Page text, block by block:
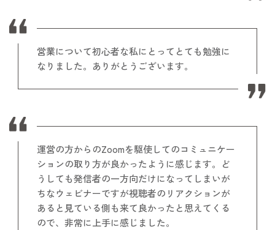
営業について初心者な私にとってとても勉強に
なりました。ありがとうございます。
運営の方からのZoomを駆使してのコミュニケー
ションの取り方が良かったように感じます。ど
うしても発信者の一方向だけになってしまいが
ちなウェビナーですが視聴者のリアクションが
あると見ている側も来て良かったと思えてくる
ので、非常に上手に感じました。